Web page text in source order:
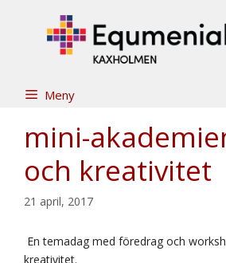
Meny
mini-
och kreativitet
21 april, 2017
En temadag med föredrag och
kreativitet.